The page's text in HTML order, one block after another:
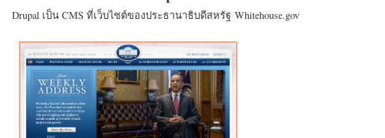
Drupal เป็น CMS ที่เว็บไซต์ของประธานาธิบดีสหรัฐ Whitehouse.gov